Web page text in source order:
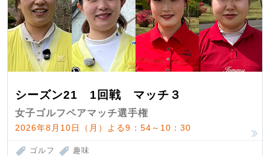
シーズン21 1回戦 マッチ３
女子ゴルフペアマッチ選手権
2026年8月10日（月）よる9：54～10：30
ゴルフ 趣味